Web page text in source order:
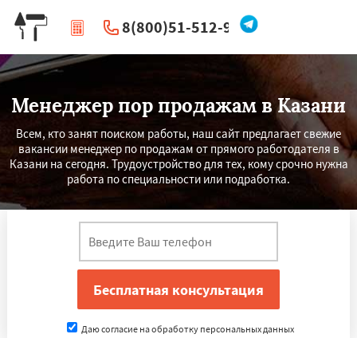
8(800)51-512-96
| Перезвоните мне
Менеджер пор продажам в Казани
Всем, кто занят поиском работы, наш сайт предлагает свежие
вакансии менеджер по продажам от прямого работодателя в
Казани на сегодня. Трудоустройство для тех, кому срочно нужна
работа по специальности или подработка.
Даю согласие на обработку персональных данных